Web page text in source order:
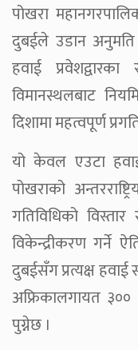
पोखरा
दुबईले उडान अनुमति
हवाई
विमानस्थलबाट
दिशामा महत्वपूर्ण
यो केवल एउटा
पोखराको
गतिविधिको
विकेन्द्रीकरण गर्ने
दुबईसँग प्रत्यक्ष हवाई
अफ्रिकालगायत
पुग्नेछ ।